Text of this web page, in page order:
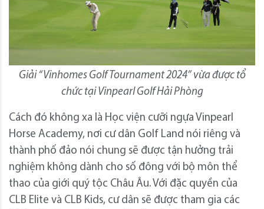
Giải “Vinhomes Golf Tournament 2024” vừa được tổ
chức tại Vinpearl Golf Hải Phòng
Cách đó không xa là Học viện cưỡi ngựa Vinpearl
Horse Academy, nơi cư dân Golf Land nói riêng và
thành phố đảo nói chung sẽ được tận hưởng trải
nghiệm không dành cho số đông với bộ môn thể
thao của giới quý tộc Châu Âu. Với đặc quyền của
CLB Elite và CLB Kids, cư dân sẽ được tham gia các